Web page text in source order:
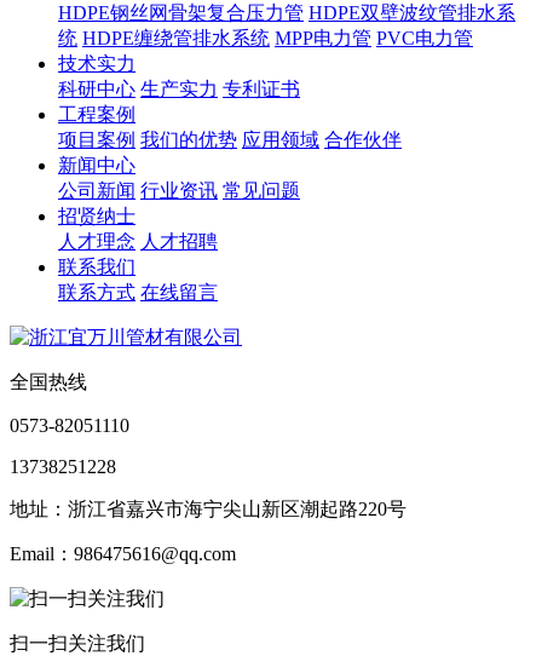
HDPE钢丝网骨架复合压力管 HDPE双壁波纹管排水系
统 HDPE缠绕管排水系统 MPP电力管 PVC电力管
技术实力
科研中心 生产实力 专利证书
工程案例
项目案例 我们的优势 应用领域 合作伙伴
新闻中心
公司新闻 行业资讯 常见问题
招贤纳士
人才理念 人才招聘
联系我们
联系方式 在线留言
全国热线
0573-82051110
13738251228
地址：浙江省嘉兴市海宁尖山新区潮起路220号
Email：986475616@qq.com
扫一扫关注我们